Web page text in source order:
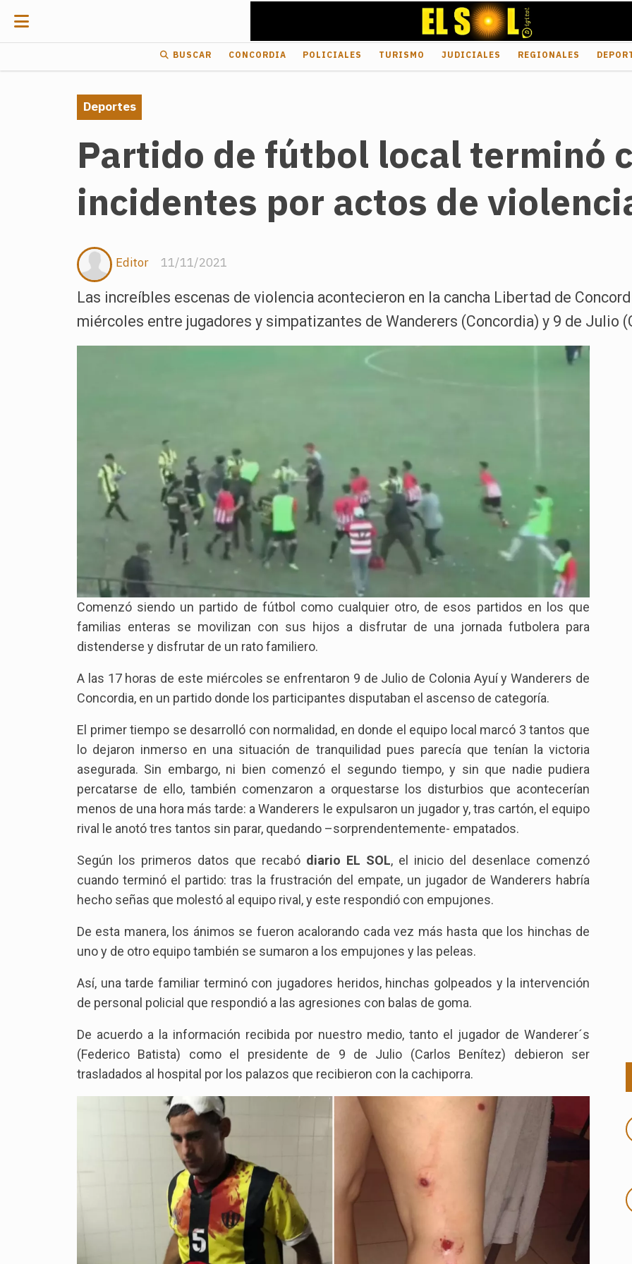
BUSCAR CONCORDIA POLICIALES TURISMO JUDICIALES REGIONALES
Partido de fútbol local terminó
incidentes por actos de
Las increíbles escenas de violencia acontecieron en la cancha Libertad de
miércoles entre jugadores y simpatizantes de Wanderers (Concordia) y 9 de Julio
Deportes
11/11/2021
Editor
Comenzó siendo un partido de fútbol como cualquier otro, de esos partidos en los que
familias enteras se movilizan con sus hijos a disfrutar de una jornada futbolera para
distenderse y disfrutar de un rato familiero.
A las 17 horas de este miércoles se enfrentaron 9 de Julio de Colonia Ayuí y Wanderers de
Concordia, en un partido donde los participantes disputaban el ascenso de categoría.
El primer tiempo se desarrolló con normalidad, en donde el equipo local marcó 3 tantos que
lo dejaron inmerso en una situación de tranquilidad pues parecía que tenían la victoria
asegurada. Sin embargo, ni bien comenzó el segundo tiempo, y sin que nadie pudiera
percatarse de ello, también comenzaron a orquestarse los disturbios que acontecerían
menos de una hora más tarde: a Wanderers le expulsaron un jugador y, tras cartón, el equipo
rival le anotó tres tantos sin parar, quedando –sorprendentemente- empatados.
Según los primeros datos que recabó diario EL SOL, el inicio del desenlace comenzó
cuando terminó el partido: tras la frustración del empate, un jugador de Wanderers habría
hecho señas que molestó al equipo rival, y este respondió con empujones.
De esta manera, los ánimos se fueron acalorando cada vez más hasta que los hinchas de
uno y de otro equipo también se sumaron a los empujones y las peleas.
Así, una tarde familiar terminó con jugadores heridos, hinchas golpeados y la intervención
de personal policial que respondió a las agresiones con balas de goma.
De acuerdo a la información recibida por nuestro medio, tanto el jugador de Wanderer´s
(Federico Batista) como el presidente de 9 de Julio (Carlos Benítez) debieron ser
trasladados al hospital por los palazos que recibieron con la cachiporra.